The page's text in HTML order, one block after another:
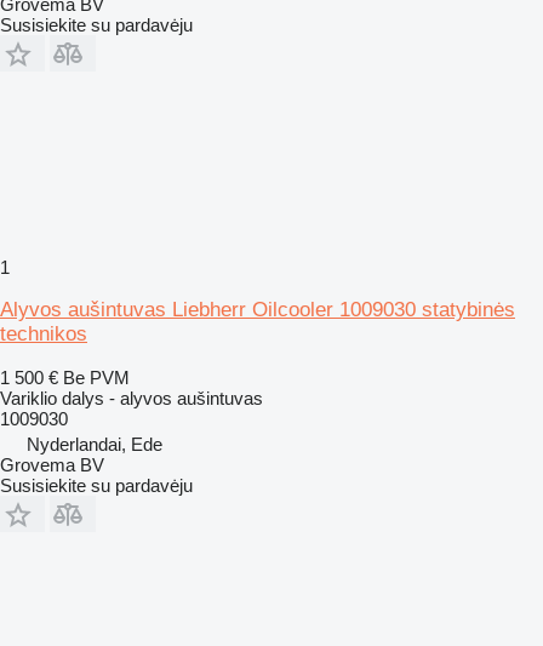
Grovema BV
Susisiekite su pardavėju
1
Alyvos aušintuvas Liebherr Oilcooler 1009030 statybinės
technikos
1 500 € Be PVM
Variklio dalys - alyvos aušintuvas
1009030
Nyderlandai, Ede
Grovema BV
Susisiekite su pardavėju